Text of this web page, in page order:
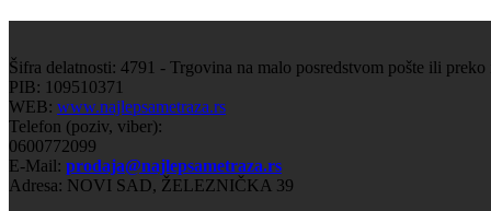
Šifra delatnosti: 4791 - Trgovina na malo posredstvom pošte ili
PIB: 109510371
WEB: www.najlepsametraza.rs
Telefon (poziv, viber):
0600772099
E-Mail: prodaja@najlepsametraza.rs
Adresa: NOVI SAD, ŽELEZNIČKA 39